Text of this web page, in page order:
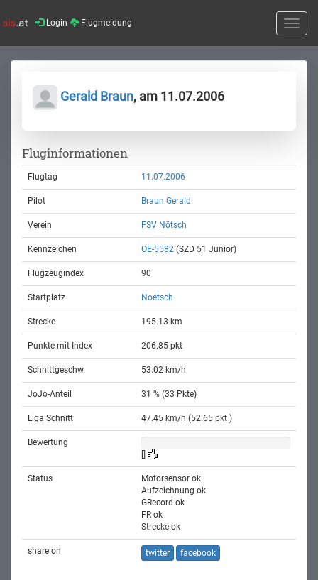
Login Flugmeldung
Toggle
Gerald Braun, am 11.07.2006
Fluginformationen
Flugtag 11.07.2006
Pilot Braun Gerald
Verein FSV Nötsch
Kennzeichen OE-5582 (SZD 51 Junior)
Flugzeugindex 90
Startplatz Noetsch
Strecke 195.13 km
Punkte mit Index 206.85 pkt
Schnittgeschw. 53.02 km/h
JoJo-Anteil 31 % (33 Pkte)
Liga Schnitt 47.45 km/h (52.65 pkt )
Bewertung
Status
Motorsensor ok
Aufzeichnung ok
GRecord ok
FR ok
Strecke ok
share on twitter facebook